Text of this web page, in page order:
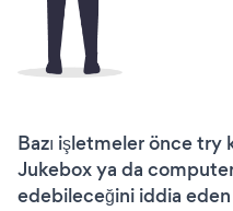
Bazı işletmeler önce
Jukebox ya da
edebileceğini iddia